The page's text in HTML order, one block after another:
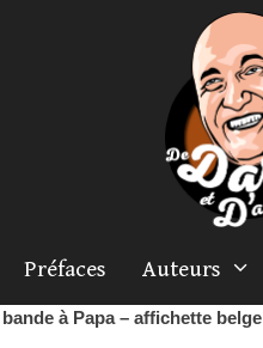
Préfaces Auteurs
bande à Papa – affichette belge